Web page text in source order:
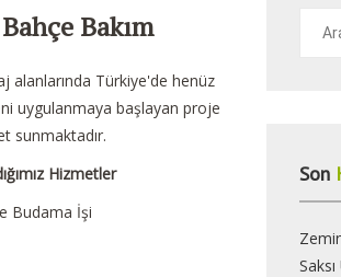
Bakım
alanlarında Türkiye'de henüz
uygulanmaya başlayan proje
sunmaktadır.
Hizmetler
Budama İşi
Son